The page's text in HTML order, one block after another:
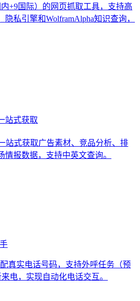
+9国际）的网页抓取工具，支持高
私引擎和WolframAlpha知识查询，
站式获取
站式获取广告素材、竞品分析、排
报数据，支持中英文查询。
真实电话号码，支持外呼任务（预
电，实现自动化电话交互。